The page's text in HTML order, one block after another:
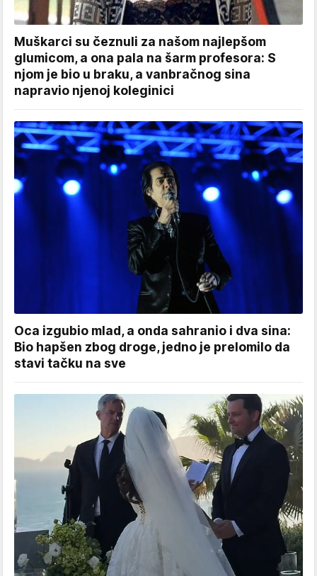
Muškarci su čeznuli za našom najlepšom
glumicom, a ona pala na šarm profesora: S
njom je bio u braku, a vanbračnog sina
napravio njenoj koleginici
Oca izgubio mlad, a onda sahranio i dva sina:
Bio hapšen zbog droge, jedno je prelomilo da
stavi tačku na sve